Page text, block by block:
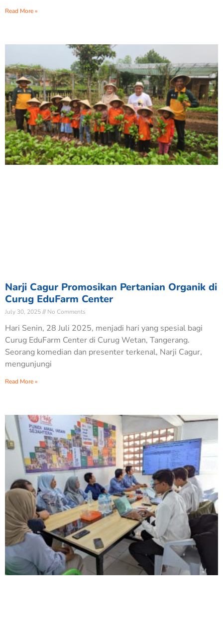
Read More »
Narji Cagur Promosikan Pertanian Organik di
Curug EduFarm Center
July 30, 2025 No Comments
Hari Senin, 28 Juli 2025, menjadi hari yang spesial bagi
Curug EduFarm Center di Curug Wetan, Tangerang.
Seorang komedian dan presenter terkenal, Narji Cagur,
mengunjungi
Read More »